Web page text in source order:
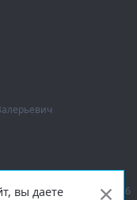
Регион 29»,
© 2016–2026
вы даете